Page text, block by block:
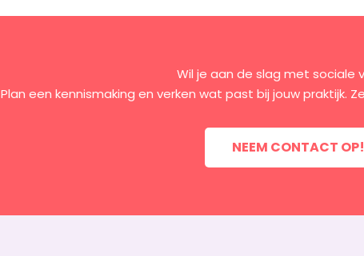
Wil je aan de slag met sociale
Plan een kennismaking en verken wat past bij jouw praktijk.
NEEM CONTACT OP!